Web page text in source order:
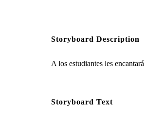
Storyboard Description
A los estudiantes les
Storyboard Text